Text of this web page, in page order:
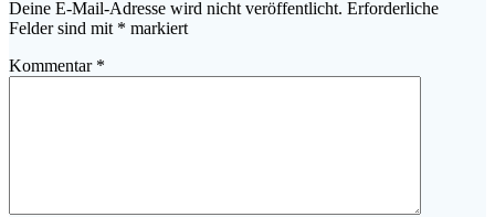
Deine E-Mail-Adresse wird nicht veröffentlicht. Erforderliche
Felder sind mit * markiert
Kommentar *